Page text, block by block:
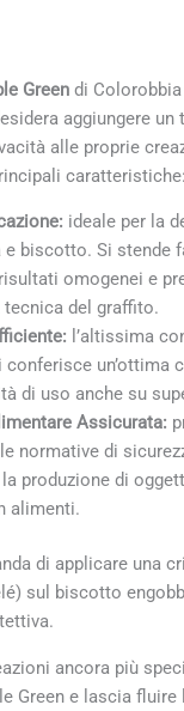
Greendi
aggiungere un
alle proprie
caratteristiche:
ideale per la
e biscotto. Si stende
omogenei e
tecnica del graffito.
l’altissima
un’ottima
di uso anche su
Assicurata:
normative di
produzione di
alimenti.
di applicare una
sul biscotto
ancora più
Green e lascia